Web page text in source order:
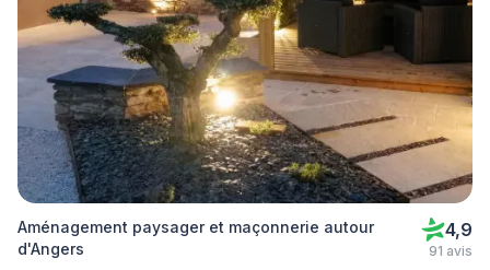
Aménagement paysager et maçonnerie autour
d'Angers
4,9
91 avis